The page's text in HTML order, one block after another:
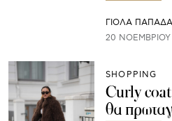
ΓΙΌΛΑ
20 ΝΟΕΜΒΡΊΟΥ
SHOPPING
Curly
θα